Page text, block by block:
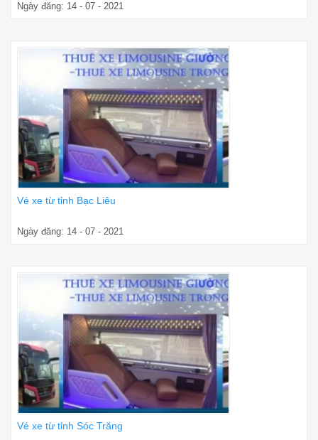
Ngày đăng: 14 - 07 - 2021
Vé xe từ tỉnh Bạc Liêu
Ngày đăng: 14 - 07 - 2021
Vé xe từ tỉnh Sóc Trăng